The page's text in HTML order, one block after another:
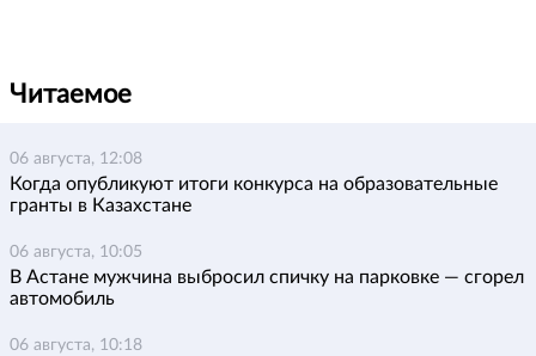
Читаемое
06 августа, 12:08
Когда опубликуют итоги конкурса на образовательные
гранты в Казахстане
06 августа, 10:05
В Астане мужчина выбросил спичку на парковке — сгорел
автомобиль
06 августа, 10:18